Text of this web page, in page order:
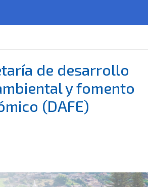
de desarrollo
y fomento
(DAFE)